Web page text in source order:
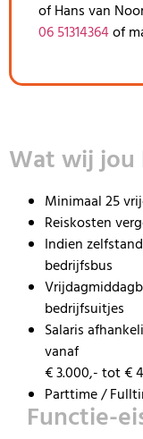
of Hans van
06 51314364of
Wat wij jou
Minimaal 25
Reiskosten
Indien
bedrijfsbus
bedrijfsuitjes
Salaris a
vanaf
€ 3.000,- tot €
Parttime /
Functie-